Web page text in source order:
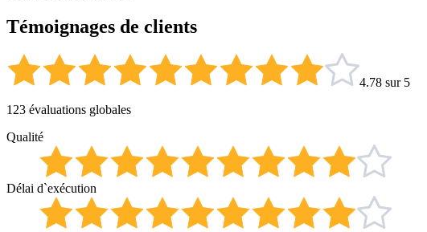
Témoignages de clients
4.78 sur 5
123 évaluations globales
Qualité
Délai d`exécution